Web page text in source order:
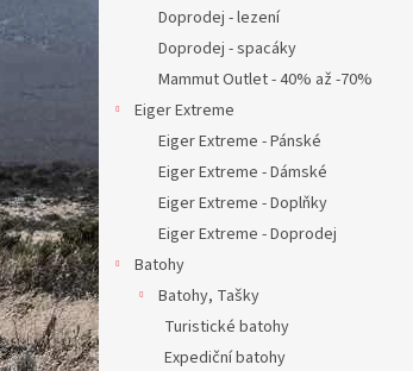
Doprodej - lezení
Doprodej - spacáky
Mammut Outlet - 40% až -70%
Eiger Extreme
Eiger Extreme - Pánské
Eiger Extreme - Dámské
Eiger Extreme - Doplňky
Eiger Extreme - Doprodej
Batohy
Batohy, Tašky
Turistické batohy
Expediční batohy